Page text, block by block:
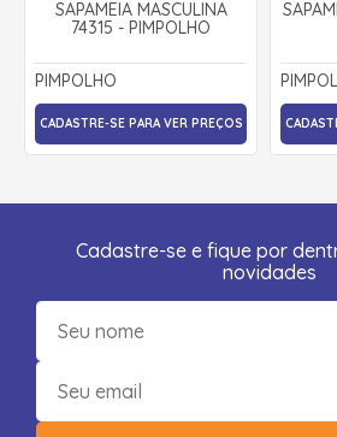
SAPAMEIA MASCULINA
74315 - PIMPOLHO
PIMPOLHO
CADASTRE-SE PARA VER PREÇOS
Cadastre-se e fique por
novidades